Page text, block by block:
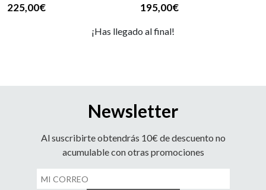
225,00€ 195,00€
¡Has llegado al final!
Newsletter
Al suscribirte obtendrás 10€ de descuento no
acumulable con otras promociones